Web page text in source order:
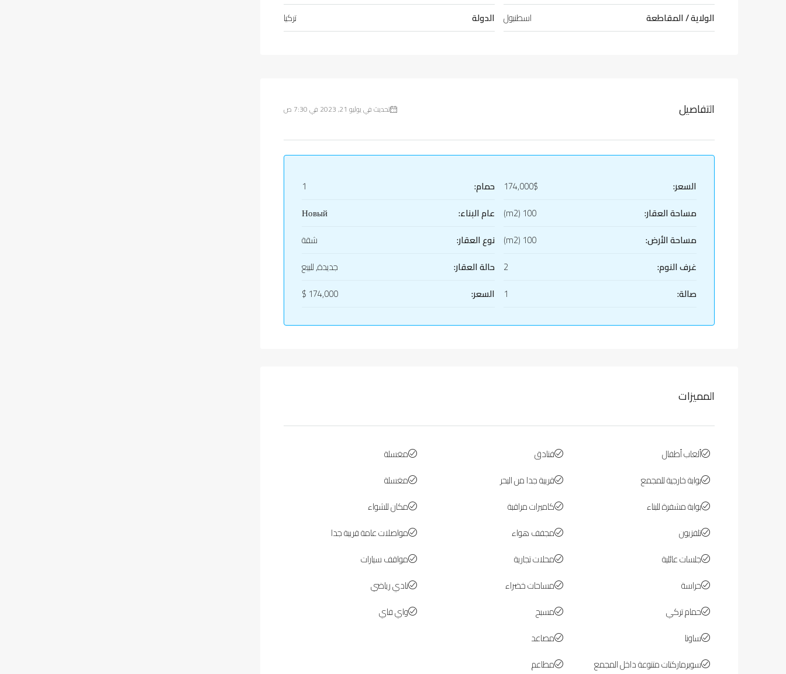
الولاية / المقاطعة
اسطنبول الدولة
تركيا
التفاصيل تحديث في يوليو 21, 2023 في 7:30 ص
السعر:
174,000$
مساحة العقار:
100 (m2)
مساحة الأرض:
100 (m2)
غرف النوم:
2
صالة:
1
حمام:
1
عام البناء:
Новый
نوع العقار:
شقة
حالة العقار:
جديدة, للبيع
السعر:
174,000 $
المميزات
ألعاب أطفال
بوابة خارجية للمجمع
بوابة مشفرة للبناء
تلفزيون
جلسات عائلية
حراسة
حمام تركي
ساونا
سوبرماركتات متنوعة داخل المجمع
فنادق
قريبة جدا من البحر
كاميرات مراقبة
مجفف هواء
محلات تجارية
مساحات خضراء
مسبح
مصاعد
مطاعم
مغسلة
مغسلة
مكان للشواء
مواصلات عامة قريبة جدا
مواقف سيارات
نادي رياضي
واي فاي